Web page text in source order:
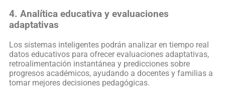
4. Analítica educativa y evaluaciones
adaptativas
Los sistemas inteligentes podrán analizar en tiempo real
datos educativos para ofrecer evaluaciones adaptativas,
retroalimentación instantánea y predicciones sobre
progresos académicos, ayudando a docentes y familias a
tomar mejores decisiones pedagógicas.